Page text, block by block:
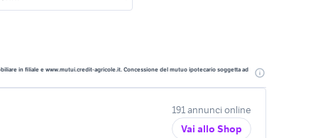
in filiale e www.mutui.credit-agricole.it. Concessione del mutuo ipotecario soggetta ad
191 annunci online
Vai allo Shop